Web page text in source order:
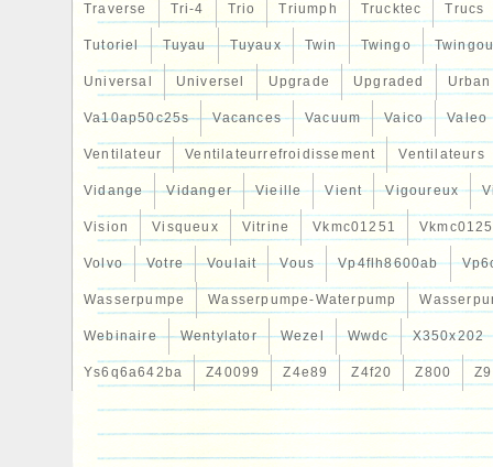
Traverse Tri-4 Trio Triumph Trucktec Trucs
Tutoriel Tuyau Tuyaux Twin Twingo
Universal Universel Upgrade Upgraded Urban
Va10ap50c25s Vacances Vacuum Vaico Valeo
Ventilateur Ventilateurrefroidissement Ventilateurs
Vidange Vidanger Vieille Vient Vigoureux
Vision Visqueux Vitrine Vkmc01251
Volvo Votre Voulait Vous Vp4flh8600ab
Wasserpumpe Wasserpumpe-Waterpump
Webinaire Wentylator Wezel Wwdc X350x202
Ys6q6a642ba Z40099 Z4e89 Z4f20 Z800